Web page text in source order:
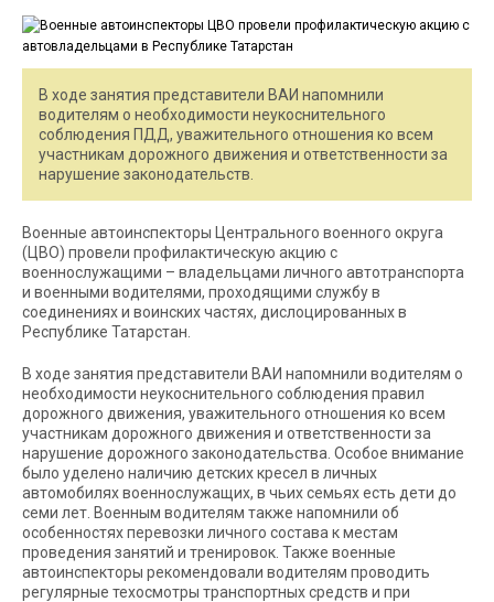
В ходе занятия представители ВАИ напомнили
водителям о необходимости неукоснительного
соблюдения ПДД, уважительного отношения ко всем
участникам дорожного движения и ответственности за
нарушение законодательств.
Военные автоинспекторы Центрального военного округа
(ЦВО) провели профилактическую акцию с
военнослужащими – владельцами личного автотранспорта
и военными водителями, проходящими службу в
соединениях и воинских частях, дислоцированных в
Республике Татарстан.
В ходе занятия представители ВАИ напомнили водителям о
необходимости неукоснительного соблюдения правил
дорожного движения, уважительного отношения ко всем
участникам дорожного движения и ответственности за
нарушение дорожного законодательства. Особое внимание
было уделено наличию детских кресел в личных
автомобилях военнослужащих, в чьих семьях есть дети до
семи лет. Военным водителям также напомнили об
особенностях перевозки личного состава к местам
проведения занятий и тренировок. Также военные
автоинспекторы рекомендовали водителям проводить
регулярные техосмотры транспортных средств и при